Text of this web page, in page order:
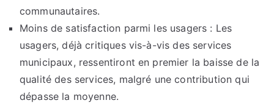
communautaires.
Moins de satisfaction parmi les usagers : Les
usagers, déjà critiques vis-à-vis des services
municipaux, ressentiront en premier la baisse de la
qualité des services, malgré une contribution qui
dépasse la moyenne.